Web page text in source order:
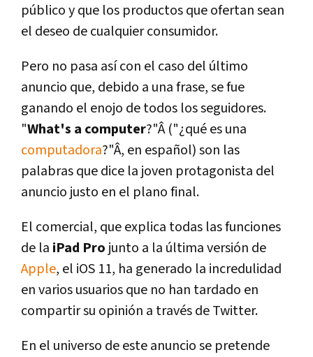
público y que los productos que ofertan sean
el deseo de cualquier consumidor.
Pero no pasa así­ con el caso del último
anuncio que, debido a una frase, se fue
ganando el enojo de todos los seguidores.
"What's a computer?"Â ("¿qué es una
computadora?"Â, en español) son las
palabras que dice la joven protagonista del
anuncio justo en el plano final.
El comercial, que explica todas las funciones
de la iPad Pro junto a la última versión de
Apple, el iOS 11, ha generado la incredulidad
en varios usuarios que no han tardado en
compartir su opinión a través de Twitter.
En el universo de este anuncio se pretende